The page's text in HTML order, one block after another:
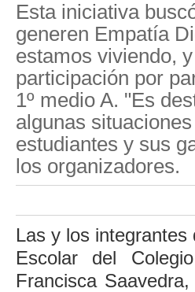
Esta iniciativa
generen Empatía
estamos viviendo,
participación por
1º medio A. "Es
algunas
estudiantes y sus
los organizadores.
Las y los
Escolar del
Francisca